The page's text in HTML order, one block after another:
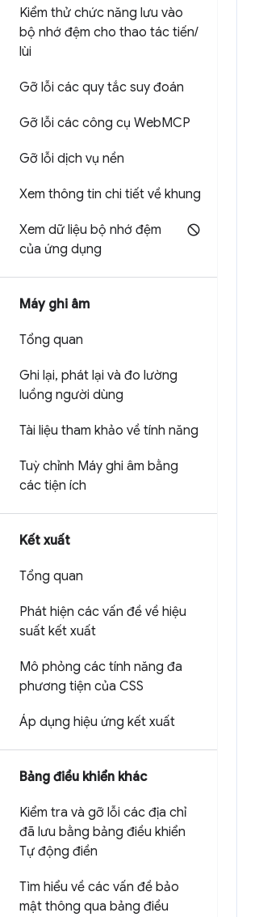
Kiểm thử chức năng lưu vào
bộ nhớ đệm cho thao tác tiến/
lùi
Gỡ lỗi các quy tắc suy đoán
Gỡ lỗi các công cụ WebMCP
Gỡ lỗi dịch vụ nền
Xem thông tin chi tiết về khung
Xem dữ liệu bộ nhớ đệm
của ứng dụng
Máy ghi âm
Tổng quan
Ghi lại, phát lại và đo lường
luồng người dùng
Tài liệu tham khảo về tính năng
Tuỳ chỉnh Máy ghi âm bằng
các tiện ích
Kết xuất
Tổng quan
Phát hiện các vấn đề về hiệu
suất kết xuất
Mô phỏng các tính năng đa
phương tiện của CSS
Áp dụng hiệu ứng kết xuất
Bảng điều khiển khác
Kiểm tra và gỡ lỗi các địa chỉ
đã lưu bằng bảng điều khiển
Tự động điền
Tìm hiểu về các vấn đề bảo
mật thông qua bảng điều